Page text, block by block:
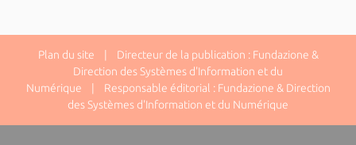
Plan du site | Directeur de la publication : Fundazione &
Direction des Systèmes d'Information et du
Numérique | Responsable éditorial : Fundazione & Direction
des Systèmes d'Information et du Numérique